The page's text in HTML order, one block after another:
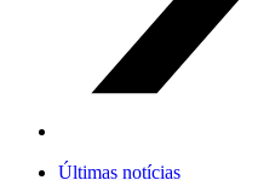
Últimas notícias